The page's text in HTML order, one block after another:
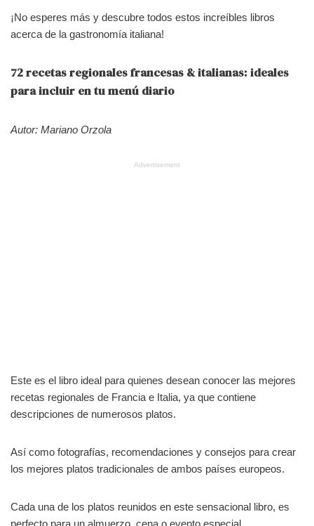
¡No esperes más y descubre todos estos increíbles libros
acerca de la gastronomía italiana!
72 recetas regionales francesas & italianas: ideales
para incluir en tu menú diario
Autor: Mariano Orzola
Advertisement
Este es el libro ideal para quienes desean conocer las mejores
recetas regionales de Francia e Italia, ya que contiene
descripciones de numerosos platos.
Así como fotografías, recomendaciones y consejos para crear
los mejores platos tradicionales de ambos países europeos.
Cada una de los platos reunidos en este sensacional libro, es
perfecto para un almuerzo, cena o evento especial.